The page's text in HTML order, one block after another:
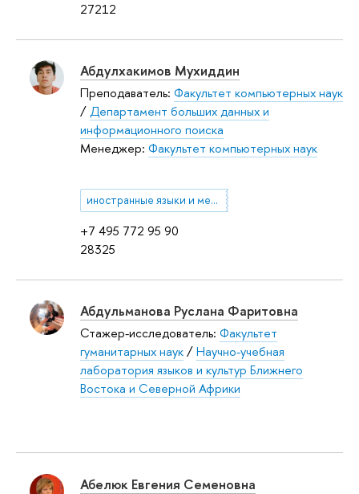
27212
+7 495 772 95 90
28325
Абдулхакимов Мухиддин
Преподаватель: Факультет компьютерных наук
/Департамент больших данных и
информационного поиска
Менеджер: Факультет компьютерных наук
иностранные языки и межкультурная коммуникация
Абдульманова Руслана Фаритовна
Стажер-исследователь: Факультет
гуманитарных наук/Научно-учебная
лаборатория языков и культур Ближнего
Востока и Северной Африки
Абелюк Евгения Семеновна